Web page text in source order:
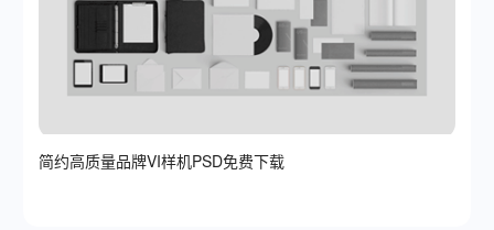
简约高质量品牌VI样机PSD免费下载